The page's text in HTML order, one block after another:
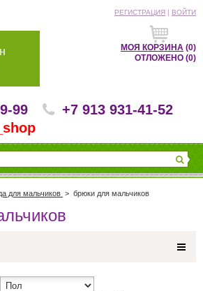
РЕГИСТРАЦИЯ | ВОЙТИ
МОЯ КОРЗИНА (0)
ОТЛОЖЕНО (0)
99
+7 913 931-41-52
для мальчиков > брюки для мальчиков